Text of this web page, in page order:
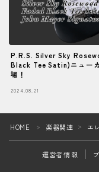
P.R.S. Silver Sky
Black Tee Satin)ニュー
場！
2024.08.21
HOME ＞ 楽器関連 ＞ エ
運営者情報